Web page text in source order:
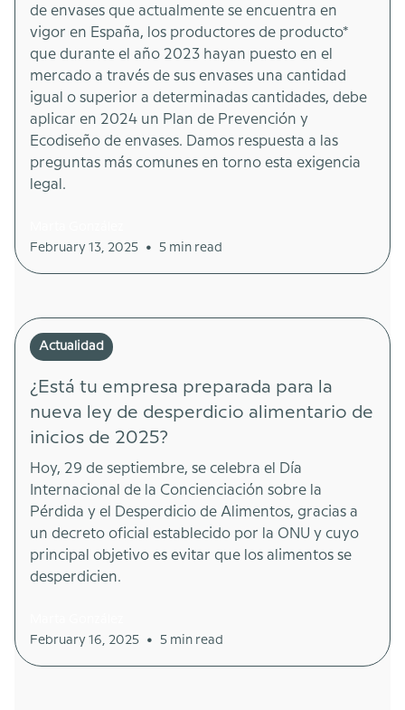
de envases que actualmente se encuentra en
vigor en España, los productores de producto*
que durante el año 2023 hayan puesto en el
mercado a través de sus envases una cantidad
igual o superior a determinadas cantidades, debe
aplicar en 2024 un Plan de Prevención y
Ecodiseño de envases. Damos respuesta a las
preguntas más comunes en torno esta exigencia
legal.
February 13, 2025
• 5 min read
Actualidad
¿Está tu empresa preparada para la
nueva ley de desperdicio alimentario de
inicios de 2025?
Hoy, 29 de septiembre, se celebra el Día
Internacional de la Concienciación sobre la
Pérdida y el Desperdicio de Alimentos, gracias a
un decreto oficial establecido por la ONU y cuyo
principal objetivo es evitar que los alimentos se
desperdicien.
February 16, 2025
• 5 min read